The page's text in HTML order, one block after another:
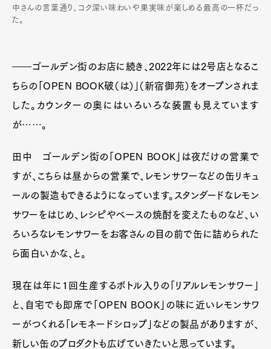
中さんの言葉通り、コク深い味わいや果実味が楽しめる最高の一杯だっ
た。
――ゴールデン街のお店に続き、2022年には2号店となるこ
ちらの「OPEN BOOK破（は）」（新宿御苑）をオープンされま
した。カウンターの奥にはいろいろな装置も見えています
が……。
田中 ゴールデン街の「OPEN BOOK」は夜だけの営業で
すが、こちらは昼からの営業で、レモンサワーなどの缶リキュ
ールの製造もできるようになっています。スタンダードなレモン
サワーをはじめ、レシピやベースの焼酎を変えたものなど、い
ろいろなレモンサワーをお客さんの目の前で缶に詰められた
ら面白いかな、と。
現在は年に1回生産するボトル入りの「リアルレモンサワー」
と、自宅でも即席で「OPEN BOOK」の味に近いレモンサワ
ーがつくれる「レモネードシロップ」などの製品がありますが、
新しい缶のプロダクトも広げていきたいと思っています。